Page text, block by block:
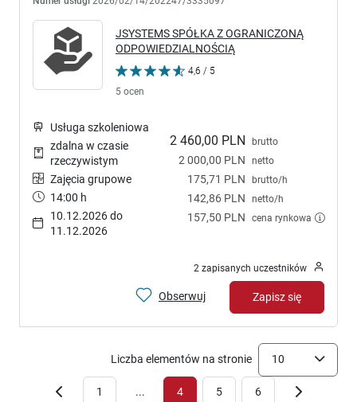
JSYSTEMS SPÓŁKA Z OGRANICZONĄ
ODPOWIEDZIALNOŚCIĄ
4,6 / 5
5 ocen
2 460,00 PLN brutto
2 000,00 PLN netto
175,71 PLN brutto/h
142,86 PLN netto/h
157,50 PLN cena rynkowa
Usługa szkoleniowa
zdalna w czasie
rzeczywistym
Zajęcia grupowe
14:00 h
10.12.2026 do
11.12.2026
2 zapisanych uczestników
Obserwuj Zapisz się
1 ... 4 5 6
Liczba elementów na stronie 10